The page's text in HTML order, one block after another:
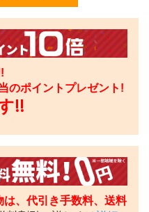
のポイントプレゼント!
!!
、代引き手数料、送料